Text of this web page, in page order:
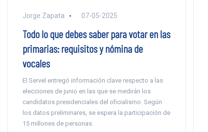
Jorge Zapata 07-05-2025
Todo lo que debes saber para votar en las
primarias: requisitos y nómina de
vocales
El Servel entregó información clave respecto a las
elecciones de junio en las que se medirán los
candidatos presidenciales del oficialismo. Según
los datos preliminares, se espera la participación de
15 millones de personas.